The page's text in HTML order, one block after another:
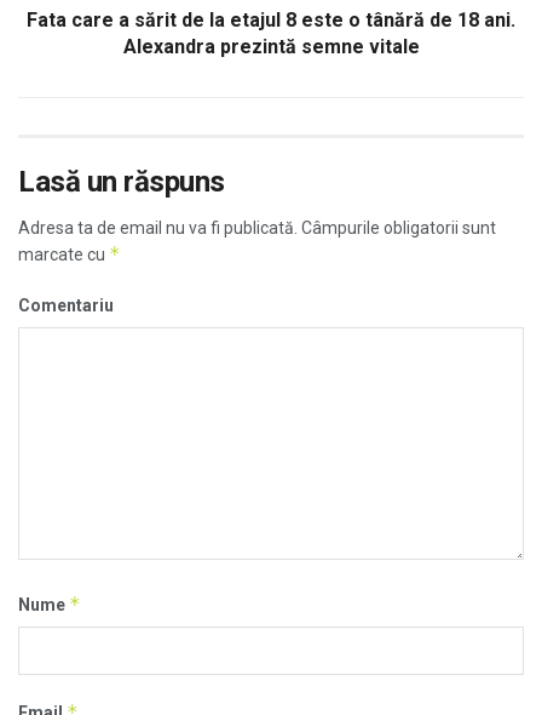
Fata care a sărit de la etajul 8 este o tânără de 18 ani.
Alexandra prezintă semne vitale
Lasă un răspuns
Adresa ta de email nu va fi publicată. Câmpurile obligatorii sunt
marcate cu *
Comentariu
Nume *